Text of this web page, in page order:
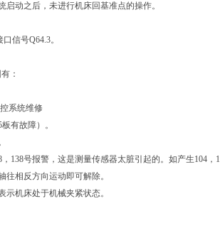
启动之后，未进行机床回基准点的操作。
信号Q64.3。
：
系统维修
有故障）。
138号报警，这是测量传感器太脏引起的。如产生104，
相反方向运动即可解除。
示机床处于机械夹紧状态。